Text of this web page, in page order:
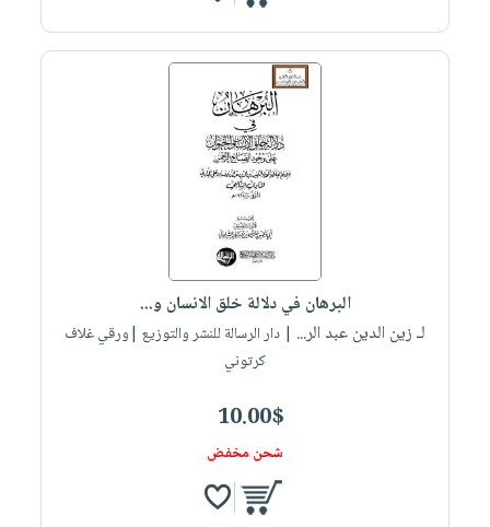
البرهان في دلالة خلق الانسان و...
لـ زين الدين عبد الر... | دار الرسالة للنشر والتوزيع |ورقي غلاف
كرتوني
10.00$
شحن مخفض